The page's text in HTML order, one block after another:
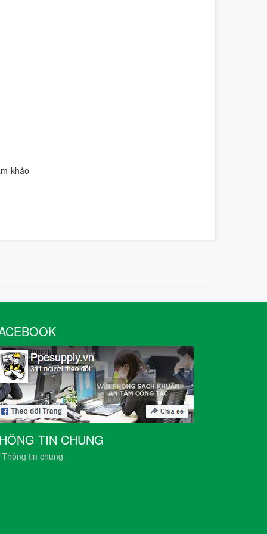
khảo
TIN CHUNG
Thông tin chung